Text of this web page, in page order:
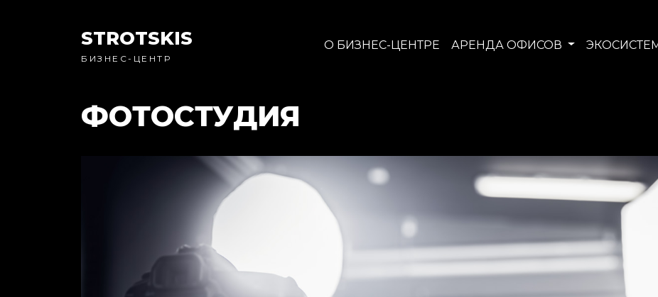
STROTSKIS
БИЗНЕС-ЦЕНТР
О БИЗНЕС-ЦЕНТРЕ АРЕНДА ОФИСОВ
ФОТОСТУДИЯ